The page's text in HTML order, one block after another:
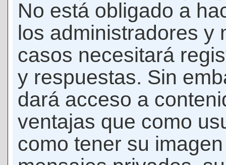
No está obligado a
los administradores y
casos necesitará
y respuestas. Sin
dará acceso a
ventajas que como
como tener su